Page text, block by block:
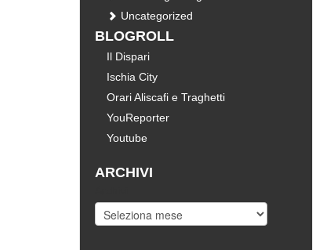
Uncategorized
BLOGROLL
Il Dispari
Ischia City
Orari Aliscafi e Traghetti
YouReporter
Youtube
ARCHIVI